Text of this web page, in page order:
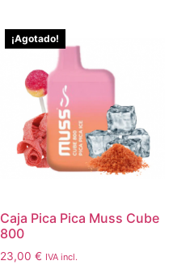
¡Agotado!
Caja Pica Pica Muss Cube
800
23,00 € IVA incl.